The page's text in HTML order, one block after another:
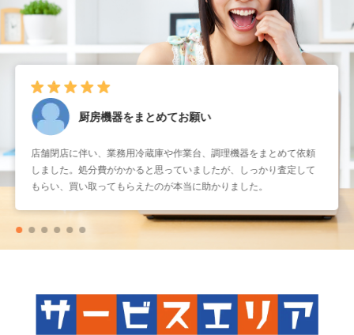
厨房機器をまとめてお願い
店舗閉店に伴い、業務用冷蔵庫や作業台、調理機器をまとめて依頼
しました。処分費がかかると思っていましたが、しっかり査定して
もらい、買い取ってもらえたのが本当に助かりました。